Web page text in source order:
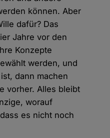
können. Aber
dafür? Das
Jahre vor den
Konzepte
werden, und
dann machen
vorher. Alles bleibt
worauf
es nicht noch